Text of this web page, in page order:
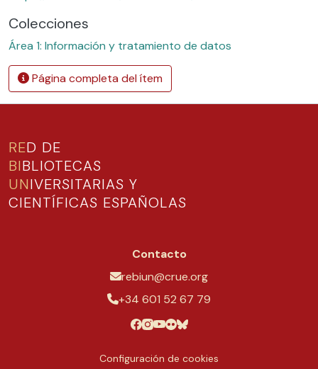
Colecciones
Área 1: Información y tratamiento de datos
Página completa del ítem
RED DE
BIBLIOTECAS
UNIVERSITARIAS Y
CIENTÍFICAS ESPAÑOLAS
Contacto
rebiun@crue.org
+34 601 52 67 79
Configuración de cookies